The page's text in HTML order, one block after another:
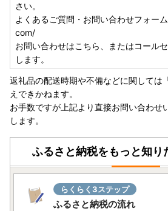
さい。
よくあるご質問・お問い合わせフォ
com/
お問い合わせはこちら、またはコール
します。
返礼品の配送時期や不備などに関しては
えできかねます。
お手数ですが上記より直接お問い合わせ
します。
ふるさと納税をもっと知り
らくらく3ステップ
ふるさと納税の流れ